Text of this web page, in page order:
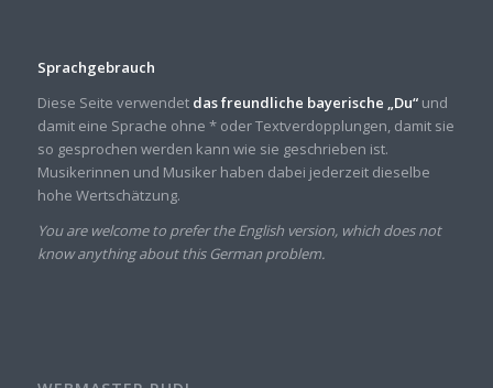
Sprachgebrauch
Diese Seite verwendet das freundliche bayerische „Du“und
damit eine Sprache ohne * oder Textverdopplungen, damit sie
so gesprochen werden kann wie sie geschrieben ist.
Musikerinnen und Musiker haben dabei jederzeit dieselbe
hohe Wertschätzung.
You are welcome to prefer the English version, which does not
know anything about this German problem.